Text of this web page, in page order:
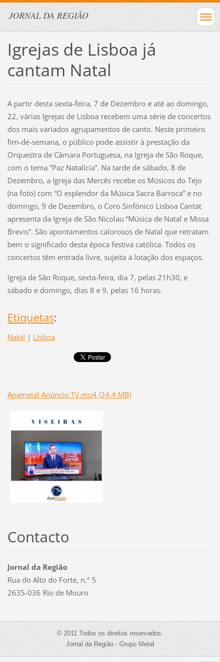
JORNAL DA REGIÃO
Igrejas de Lisboa já
cantam Natal
A partir desta sexta-feira, 7 de Dezembro e até ao domingo,
22, várias Igrejas de Lisboa recebem uma série de concertos
dos mais variados agrupamentos de canto. Neste primeiro
fim-de-semana, o público pode assistir à prestação da
Orquestra de Câmara Portuguesa, na Igreja de São Roque,
com o tema “Paz Natalícia”. Na tarde de sábado, 8 de
Dezembro, a Igreja das Mercês recebe os Músicos do Tejo
(na foto) com “O esplendor da Música Sacra Barroca” e no
domingo, 9 de Dezembro, o Coro Sinfónico Lisboa Cantat
apresenta da Igreja de São Nicolau “Música de Natal e Missa
Brevis”. São apontamentos calorosos de Natal que retratam
bem o significado desta época festiva católica. Todos os
concertos têm entrada livre, sujeita à lotação dos espaços.
Igreja de São Roque, sexta-feira, dia 7, pelas 21h30, e
sábado e domingo, dias 8 e 9, pelas 16 horas.
Etiquetas:
Natal | Lisboa
Apametal Anúncio TV.mp4 (24,4 MB)
Contacto
Jornal da Região
Rua do Alto do Forte, n.º 5
2635-036 Rio de Mouro
© 2011 Todos os direitos reservados.
Jornal da Região - Grupo Metal